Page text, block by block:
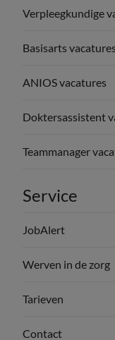
Verpleegkundige
Basisarts vacatures
ANIOS vacatures
Doktersassistent
Teammanager
Service
JobAlert
Werven in de zorg
Tarieven
Contact